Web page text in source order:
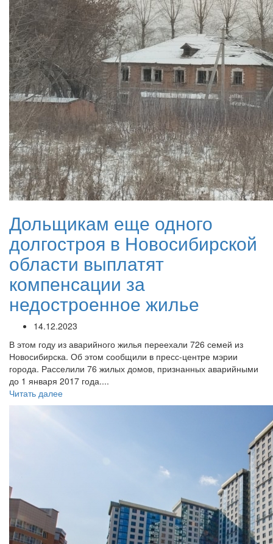
Дольщикам еще одного
долгостроя в Новосибирской
области выплатят
компенсации за
недостроенное жилье
14.12.2023
В этом году из аварийного жилья переехали 726 семей из
Новосибирска. Об этом сообщили в пресс-центре мэрии
города. Расселили 76 жилых домов, признанных аварийными
до 1 января 2017 года....
Читать далее